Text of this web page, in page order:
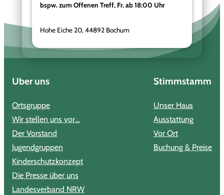
bspw. zum Offenen Treff, Fr. ab 18:00 Uhr
Hohe Eiche 20, 44892 Bochum
Über uns
Ortsgruppe
Wir stellen uns vor…
Der Vorstand
Jugendgruppen
Kinderschutzkonzept
Die Presse über uns
Landesverband NRW
Stimmstamm
Unser Haus
Ausstattung
Vor Ort
Buchung & Preise